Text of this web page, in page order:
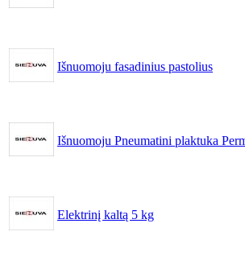
Išnuomoju fasadinius pastolius
Išnuomoju Pneumatini plaktuka
Elektrinį kaltą 5 kg